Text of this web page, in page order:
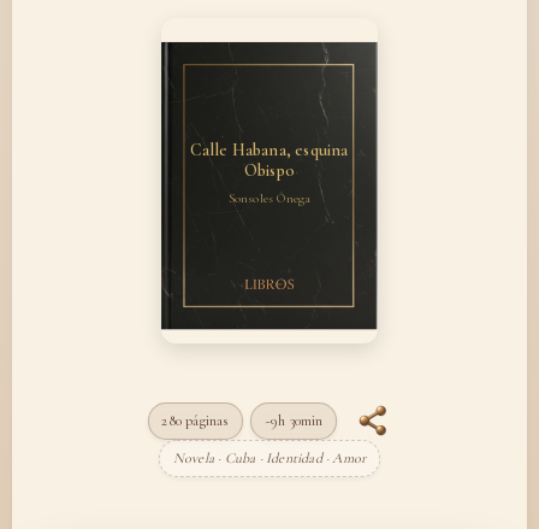
Calle Habana, esquina
Obispo
Sonsoles Ónega
280 páginas ~9h 30min
Novela · Cuba · Identidad · Amor